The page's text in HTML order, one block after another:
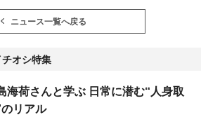
ニュース一覧へ戻る
オシ特集
海荷さんと学ぶ 日常に潜む“人身取
リアル